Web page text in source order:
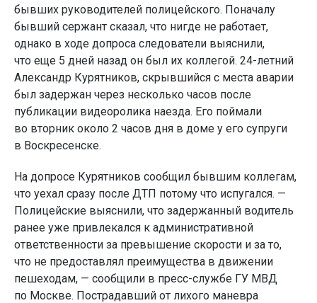
бывших руководителей полицейского. Поначалу
бывший сержант сказал, что нигде не работает,
однако в ходе допроса следователи выяснили,
что еще 5 дней назад он был их коллегой. 24-летний
Александр Курятников, скрывшийся с места аварии
был задержан через несколько часов после
публикации видеоролика наезда. Его поймали
во вторник около 2 часов дня в доме у его супруги
в Воскресенске.
На допросе Курятников сообщил бывшим коллегам,
что уехал сразу после ДТП потому что испугался. —
Полицейские выяснили, что задержанный водитель
ранее уже привлекался к административной
ответственности за превышение скорости и за то,
что не предоставлял преимущества в движении
пешеходам, — сообщили в пресс-службе ГУ МВД
по Москве. Пострадавший от лихого маневра